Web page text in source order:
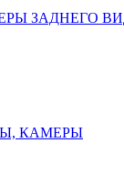
ЗАДНЕГО
КАМЕРЫ